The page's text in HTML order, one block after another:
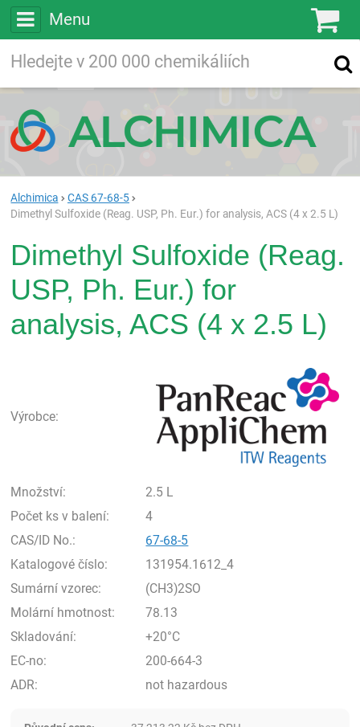
Menu
Vyhledávání
Alchimica
CAS 67-68-5
Dimethyl Sulfoxide (Reag. USP, Ph. Eur.) for analysis, ACS (4 x 2.5 L)
Dimethyl Sulfoxide (Reag.
USP, Ph. Eur.) for
analysis, ACS (4 x 2.5 L)
Výrobce:
Množství:
2.5 L
Počet ks v balení:
4
CAS/ID No.:
67-68-5
Katalogové číslo:
131954.1612_4
Sumární vzorec:
(CH3)2SO
Molární hmotnost:
78.13
Skladování:
+20°C
EC-no:
200-664-3
ADR:
not hazardous